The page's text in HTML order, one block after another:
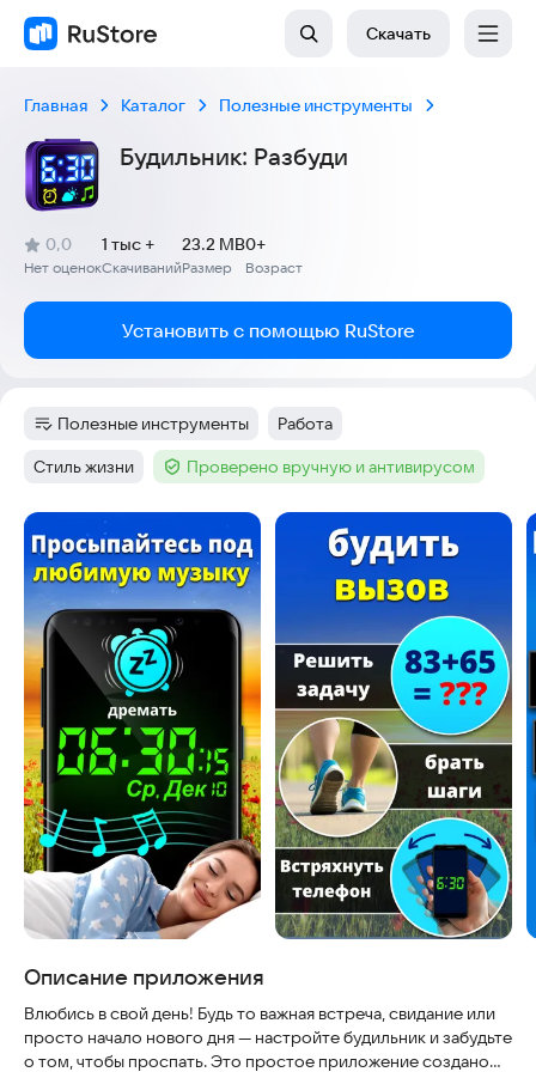
Скачать
Главная Каталог Полезные инструменты
Будильник: Разбуди
Рейтинг:
0,0
(
Нет оценок
)
Скачиваний
1 тыс +
Размер
23.2 MB
Возраст
0+
Установить с помощью RuStore
Категория:
Полезные инструменты Тег:
Работа
Тег:
Стиль жизни Тег :Проверено вручную и антивирусом
Скриншоты
Описание приложения
Влюбись в свой день! Будь то важная встреча, свидание или
просто начало нового дня — настройте будильник и забудьте
о том, чтобы проспать. Это простое приложение создано